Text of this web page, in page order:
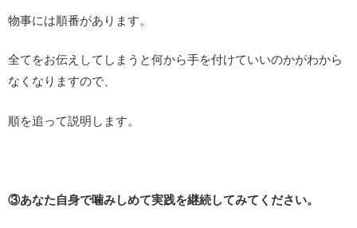
物事には順番があります。
全てをお伝えしてしまうと何から手を付けていいのかがわから
なくなりますので、
順を追って説明します。
③あなた自身で噛みしめて実践を継続してみてください。